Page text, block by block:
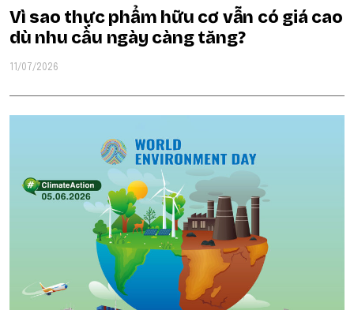
Vì sao thực phẩm hữu cơ vẫn có giá cao
dù nhu cầu ngày càng tăng?
11/07/2026